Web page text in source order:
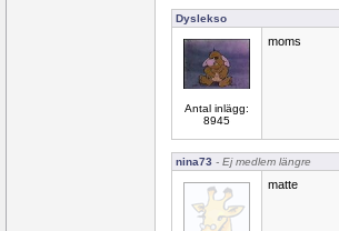
Dyslekso
Antal inlägg:
8945
moms
nina73 - Ej medlem längre
matte